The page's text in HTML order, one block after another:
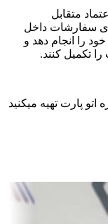
متقابل
سفارشات داخل
را انجام دهد و
تکمیل کنند.
پارت تهیه میکنید